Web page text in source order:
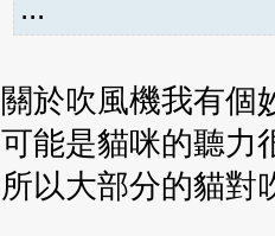
...
關於吹風機我有個
可能是貓咪的聽力
所以大部分的貓對